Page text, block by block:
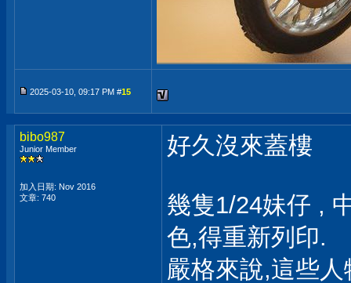
2025-03-10, 09:17 PM #15
bibo987
Junior Member
加入日期: Nov 2016
文章: 740
好久沒來蓋樓
幾隻1/24妹仔 ,
色,得重新列印.
嚴格來說,這些